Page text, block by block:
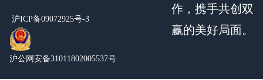
沪ICP备09072925号-3
沪公网安备31011802005537号
作，携手共创双
赢的美好局面。